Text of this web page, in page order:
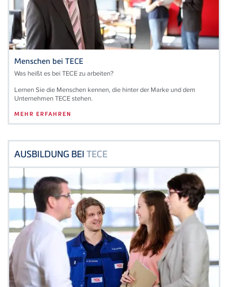
Menschen bei TECE
Was heißt es bei TECE zu arbeiten?
Lernen Sie die Menschen kennen, die hinter der Marke und dem
Unternehmen TECE stehen.
MEHR ERFAHREN
AUSBILDUNG BEI TECE